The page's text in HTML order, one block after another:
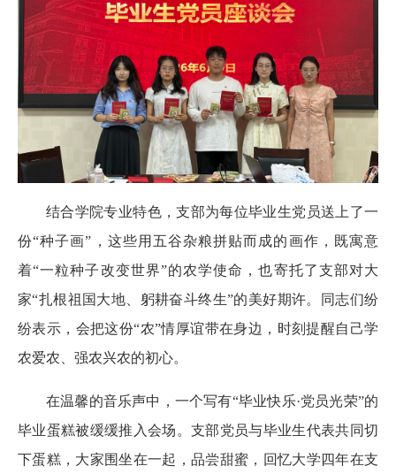
结合学院专业特色，支部为每位毕业生党员送上了一
份“种子画”，这些用五谷杂粮拼贴而成的画作，既寓意
着“一粒种子改变世界”的农学使命，也寄托了支部对大
家“扎根祖国大地、躬耕奋斗终生”的美好期许。同志们纷
纷表示，会把这份“农”情厚谊带在身边，时刻提醒自己学
农爱农、强农兴农的初心。
在温馨的音乐声中，一个写有“毕业快乐·党员光荣”的
毕业蛋糕被缓缓推入会场。支部党员与毕业生代表共同切
下蛋糕，大家围坐在一起，品尝甜蜜，回忆大学四年在支